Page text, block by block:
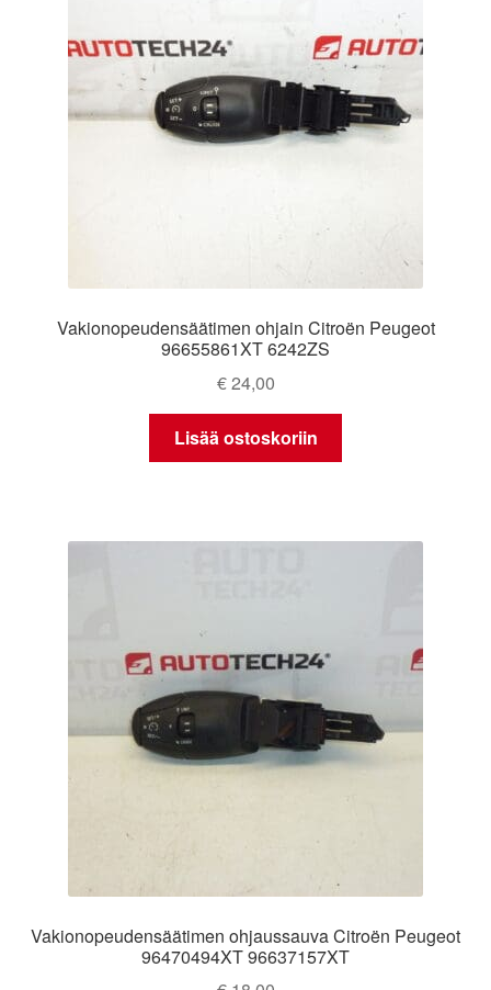
Vakionopeudensäätimen ohjain Citroën Peugeot
96655861XT 6242ZS
€24,00
Lisää ostoskoriin
Vakionopeudensäätimen ohjaussauva Citroën Peugeot
96470494XT 96637157XT